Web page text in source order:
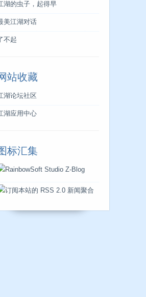
湖的虫子，起得早
美江湖对话
不起
站收藏
湖论坛社区
湖应用中心
标汇集